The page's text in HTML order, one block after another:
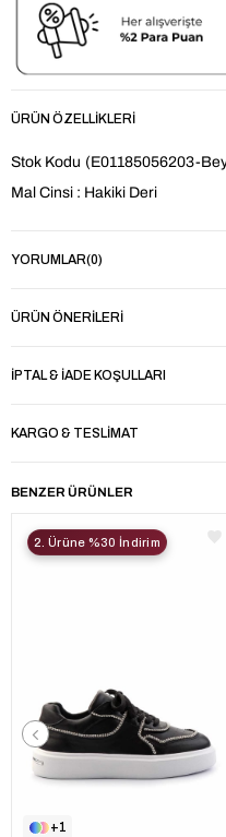
ÜRÜN ÖZELLIKLERI
Stok Kodu (E01185056203-
Mal Cinsi : Hakiki Deri
YORUMLAR(0)
ÜRÜN ÖNERILERI
İPTAL & İADE KOŞULLARI
KARGO & TESLIMAT
BENZER ÜRÜNLER
1
2. Ürüne %30 İndirim